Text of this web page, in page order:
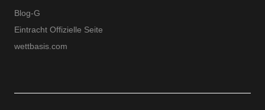
Blog-G
Eintracht Offizielle Seite
wettbasis.com